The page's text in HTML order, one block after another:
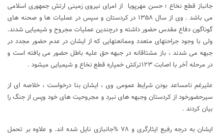
جانباز قطع نخاع ؛ حسن مهرپویا از امرای نیروی زمینی ارتش جمهوری اسلامی
می باشد . وی از سال ۱۳۵۸ در کردستان و سپس در عملیات ها و صحنه های
گوناگون دفاع مقدس حضور داشته و درچندین عملیات مجروح و شیمیایی شدند.
ولی با وجود جراحتهای متعدد وممانعتهایی که از ایشان در عدم حضور مجدد در
جبهه می شدند ، باز مشتاقانه در جبهه حق علیه باطل حضور می یافته است و
در مرحله آخر با اصابت ۱۲۳ترکش خمپاره قطع نخاع و شیمیایی میشود .
علیرغم نامساعد بودن شرایط عمومی وی ، ایشان بنا درخواست ، خلاصه ای از
سیرحضورخود از کردستان وجبهه های نبرد و مجروحیت های خود وپس از جنگ را
بیان کردند .
ایشان به درجه رفیع ایثارگری و ۷۸ %جانبازی نایل شده اند. و علاوه بر تحمل